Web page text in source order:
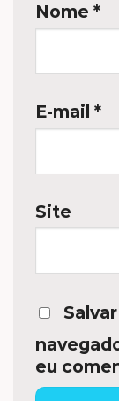
Nome *
E-mail *
Site
eu